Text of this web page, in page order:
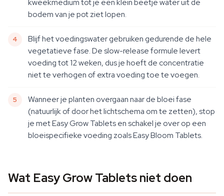
kweekmedium tot je een klein beetje water uit de
bodem van je pot ziet lopen.
Blijf het voedingswater gebruiken gedurende de hele
vegetatieve fase. De slow-release formule levert
voeding tot 12 weken, dus je hoeft de concentratie
niet te verhogen of extra voeding toe te voegen.
Wanneer je planten overgaan naar de bloei fase
(natuurlijk of door het lichtschema om te zetten), stop
je met Easy Grow Tablets en schakel je over op een
bloeispecifieke voeding zoals Easy Bloom Tablets.
Wat Easy Grow Tablets niet doen